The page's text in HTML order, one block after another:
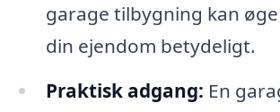
garage tilbygning kan
din ejendom betydeligt.
Praktisk adgang: En